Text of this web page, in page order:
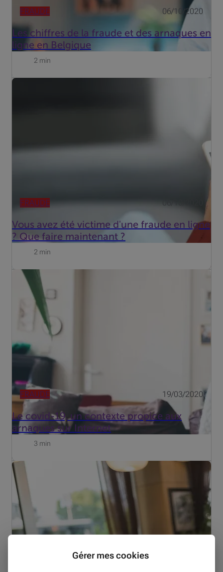
FRAUDE 06/10/2020
Les chiffres de la fraude et des arnaques en
ligne en Belgique
2 min
FRAUDE
Vous avez été victime d'une fraude en ligne
? Que faire maintenant ?
Phishing, smishing, fausse page et faux résultats de
2 min
FRAUDE 19/03/2020
Le covid-19, un contexte propice aux
arnaques sur Internet
Plus le coronavirus se propage, plus les cybercriminels
ont le sourire. Les escroqueries se multiplient sur la toile.
Il faut dire que le contexte est particulièrement propice.
Les achats en ligne explosent et, tout le mon...
3 min
Lors d'une tentative de phishing (aussi nommé
hameçonnage), les fraudeurs essaient d'obtenir vos
données bancaires ainsi que certaines de vos données
personnelles comme vos mots de passe. Ils utilisent,
pour ce faire, e-ma...
Gérer mes cookies